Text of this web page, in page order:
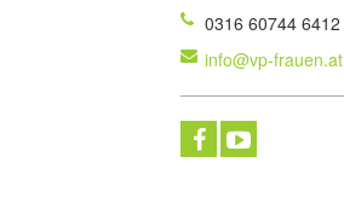
0316 60744 6412
info@vp-frauen.at